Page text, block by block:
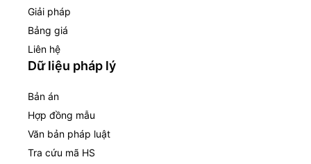
Giải pháp
Bảng giá
Liên hệ
Dữ liệu pháp lý
Bản án
Hợp đồng mẫu
Văn bản pháp luật
Tra cứu mã HS